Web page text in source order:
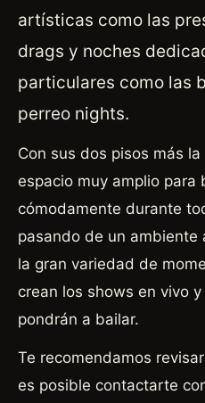
artísticas como las
drags y noches
particulares como las
perreo nights.
Con sus dos pisos más
espacio muy amplio para
cómodamente durante
pasando de un
la gran variedad de
crean los shows en vivo
pondrán a bailar.
Te recomendamos
es posible contactarte